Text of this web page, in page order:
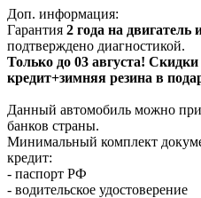
Доп. информация:
Гарантия 2 года на
подтверждено диагностикой.
Только до 03 августа!
кредит+зимняя резина в
Данный автомобиль можно
банков страны.
Минимальный комплект
кредит:
- паспорт РФ
- водительское удостоверение